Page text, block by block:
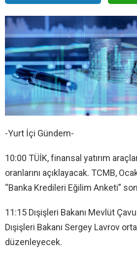
-Yurt İçi Gündem-
10:00 TÜİK, finansal yatırım
oranlarını açıklayacak. TCMB,
“Banka Kredileri Eğilim Anketi”
11:15 Dışişleri Bakanı Mevlüt
Dışişleri Bakanı Sergey Lavrov
düzenleyecek.